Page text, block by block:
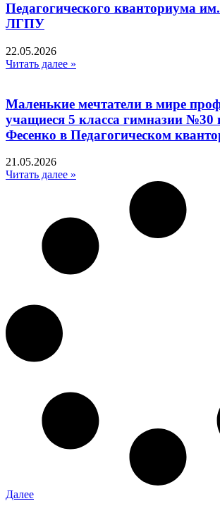
Педагогического кванториума
ЛГПУ
22.05.2026
Читать далее »
Маленькие мечтатели в мире
учащиеся 5 класса гимназии
Фесенко в Педагогическом
21.05.2026
Читать далее »
Далее